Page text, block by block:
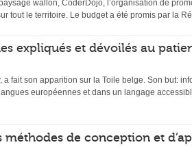
wallon, CoderDojo, l’organisation de
tout le territoire. Le budget a été promis par la
expliqués et dévoilés au
fait son apparition sur la Toile belge. Son but:
européennes et dans un langage
de conception et